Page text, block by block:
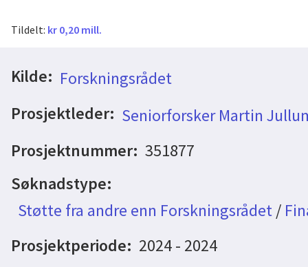
Tildelt: kr 0,20 mill.
Kilde: Forskningsrådet
Prosjektleder: Seniorforsker Martin
Prosjektnummer: 351877
Søknadstype:
Støtte fra andre enn Forskningsrådet/
Prosjektperiode: 2024 - 2024